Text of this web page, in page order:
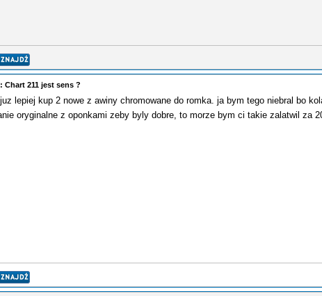
Chart 211 jest sens ?
lepiej kup 2 nowe z awiny chromowane do romka. ja bym tego niebral bo
oryginalne z oponkami zeby byly dobre, to morze bym ci takie zalatwil za